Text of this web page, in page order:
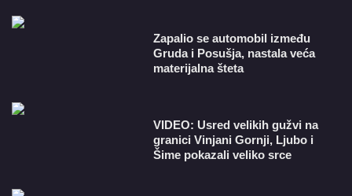
Zapalio se automobil između
Gruda i Posušja, nastala veća
materijalna šteta
VIDEO: Usred velikih gužvi na
granici Vinjani Gornji, Ljubo i
Šime pokazali veliko srce